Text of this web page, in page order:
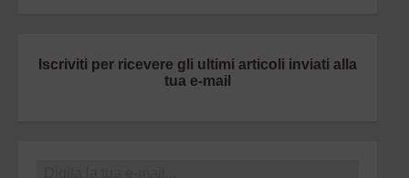
Iscriviti per ricevere gli ultimi articoli inviati alla
tua e-mail